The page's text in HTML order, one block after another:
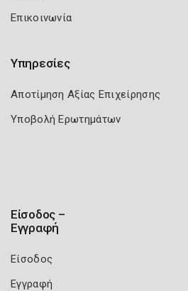
Επικοινωνία
Υπηρεσίες
Αποτίμηση Αξίας Επιχείρησης
Υποβολή Ερωτημάτων
Είσοδος –
Εγγραφή
Είσοδος
Εγγραφή